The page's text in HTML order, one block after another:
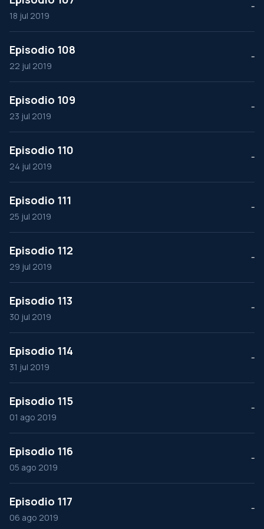
18 jul 2019
--
Episodio 108
22 jul 2019
--
Episodio 109
23 jul 2019
--
Episodio 110
24 jul 2019
--
Episodio 111
25 jul 2019
--
Episodio 112
29 jul 2019
--
Episodio 113
30 jul 2019
--
Episodio 114
31 jul 2019
--
Episodio 115
01 ago 2019
--
Episodio 116
05 ago 2019
--
Episodio 117
06 ago 2019
--